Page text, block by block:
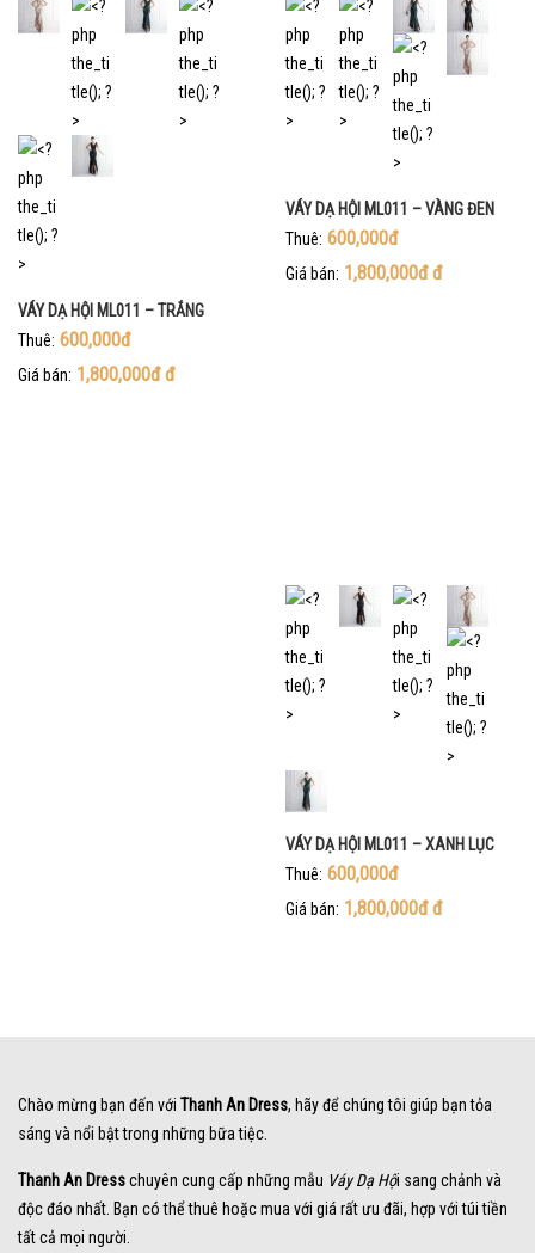
VÁY DẠ HỘI ML011 – TRẮNG
Thuê: 600,000đ
Giá bán: 1,800,000đđ
VÁY DẠ HỘI ML011 – VÀNG ĐEN
Thuê: 600,000đ
Giá bán: 1,800,000đđ
VÁY DẠ HỘI ML011 – XANH LỤC
Thuê: 600,000đ
Giá bán: 1,800,000đđ
Chào mừng bạn đến với Thanh An Dress, hãy để chúng tôi giúp bạn tỏa
sáng và nổi bật trong những bữa tiệc.
Thanh An Dresschuyên cung cấp những mẫu Váy Dạ Hội sang chảnh và
độc đáo nhất. Bạn có thể thuê hoặc mua với giá rất ưu đãi, hợp với túi tiền
tất cả mọi người.